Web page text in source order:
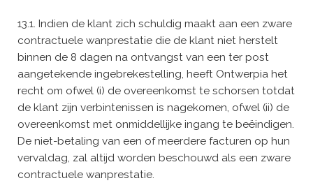
13.1. Indien de klant zich schuldig maakt aan een zware
contractuele wanprestatie die de klant niet herstelt
binnen de 8 dagen na ontvangst van een ter post
aangetekende ingebrekestelling, heeft Ontwerpia het
recht om ofwel (i) de overeenkomst te schorsen totdat
de klant zijn verbintenissen is nagekomen, ofwel (ii) de
overeenkomst met onmiddellijke ingang te beëindigen.
De niet-betaling van een of meerdere facturen op hun
vervaldag, zal altijd worden beschouwd als een zware
contractuele wanprestatie.